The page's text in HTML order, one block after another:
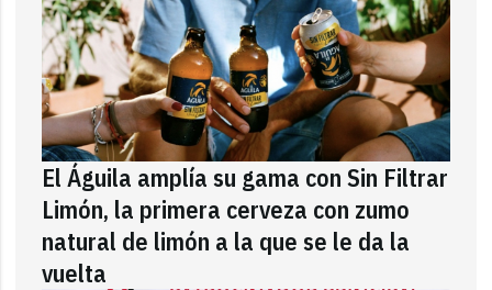
El Águila amplía su gama con Sin Filtrar
Limón, la primera cerveza con zumo
natural de limón a la que se le da la
vuelta